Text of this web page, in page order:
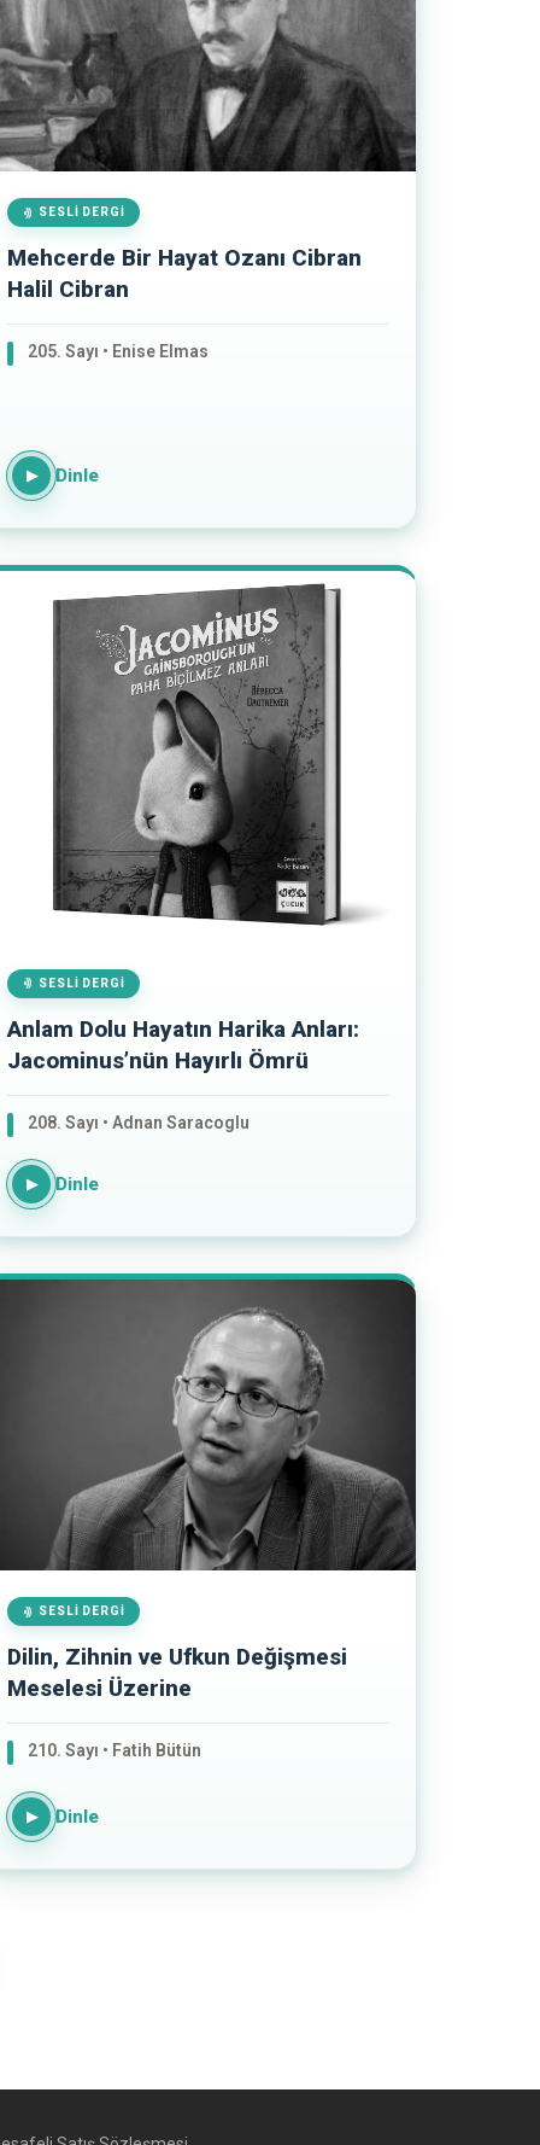
SESLI DERGI
Mehcerde Bir Hayat Ozanı Cibran
Halil Cibran
205. Sayı • Enise Elmas
▶ Dinle
SESLI DERGI
Anlam Dolu Hayatın Harika Anları:
Jacominus’nün Hayırlı Ömrü
208. Sayı • Adnan Saracoglu
▶ Dinle
SESLI DERGI
Dilin, Zihnin ve Ufkun Değişmesi
Meselesi Üzerine
210. Sayı • Fatih Bütün
▶ Dinle